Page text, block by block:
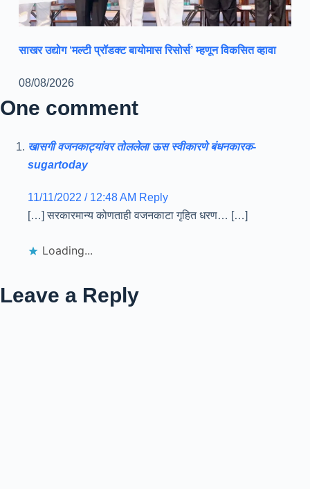
साखर उद्योग ‘मल्टी प्रॉडक्ट बायोमास रिसोर्स’ म्हणून विकसित व्हावा
08/08/2026
One comment
खासगी वजनकाट्यांवर तोललेला ऊस स्वीकारणे बंधनकारक-
sugartoday
11/11/2022 / 12:48 AM Reply
[…] सरकारमान्य कोणताही वजनकाटा गृहित धरण… […]
Loading...
Leave a Reply